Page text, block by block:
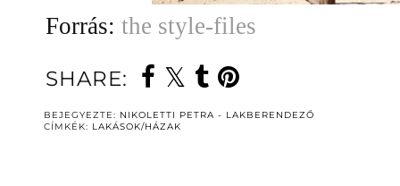
Forrás: the style-files
SHARE:
BEJEGYEZTE: NIKOLETTI PETRA - LAKBERENDEZŐ
CÍMKÉK: LAKÁSOK/HÁZAK